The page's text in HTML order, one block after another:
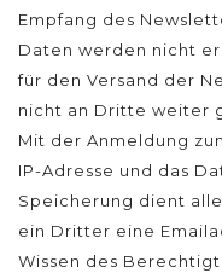
Empfang des
Daten werden nicht
für den Versand der
nicht an Dritte weiter
Mit der Anmeldung
IP-Adresse und das
Speicherung dient
ein Dritter eine
Wissen des